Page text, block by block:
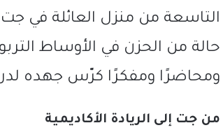
التاسعة من منزل العائلة في
حالة من الحزن في الأوساط
ومحاضرًا ومفكرًا كرّس جهده
من جت إلى الريادة الأكاديمية